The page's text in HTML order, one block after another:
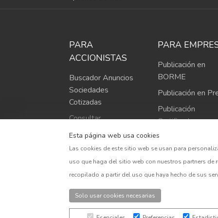
PARA
ACCIONISTAS
Buscador Anuncios
Sociedades
Cotizadas
Consultar
publicaciones en
BORME
PARA
Publicación en
BORME
Publicación en
Publicación
Certificada
Monitorización
Creación Página
Esta página web usa cookies
Las cookies de este sitio web se usan para
uso que haga del sitio web con nuestros partners
recopilado a partir del uso que haya hecho de sus
Solo usar cookies necesarias